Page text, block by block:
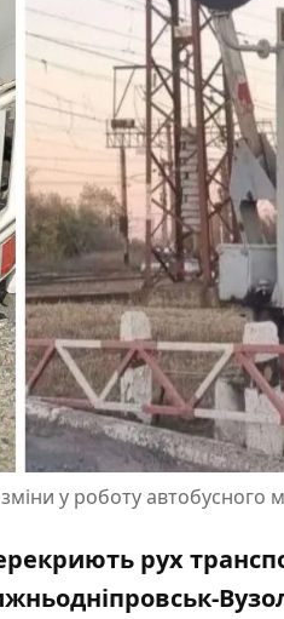
у роботу автобусного
рух